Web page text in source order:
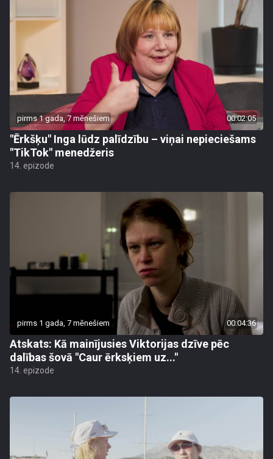
pirms 1 gada, 7 mēnešiem 00:02:05
"Ērkšķu" Inga lūdz palīdzību – viņai nepieciešams
"TikTok" menedžeris
14. epizode
pirms 1 gada, 7 mēnešiem 00:04:36
Atskats: Kā mainījusies Viktorijas dzīve pēc
dalības šovā "Caur ērksķiem uz..."
14. epizode